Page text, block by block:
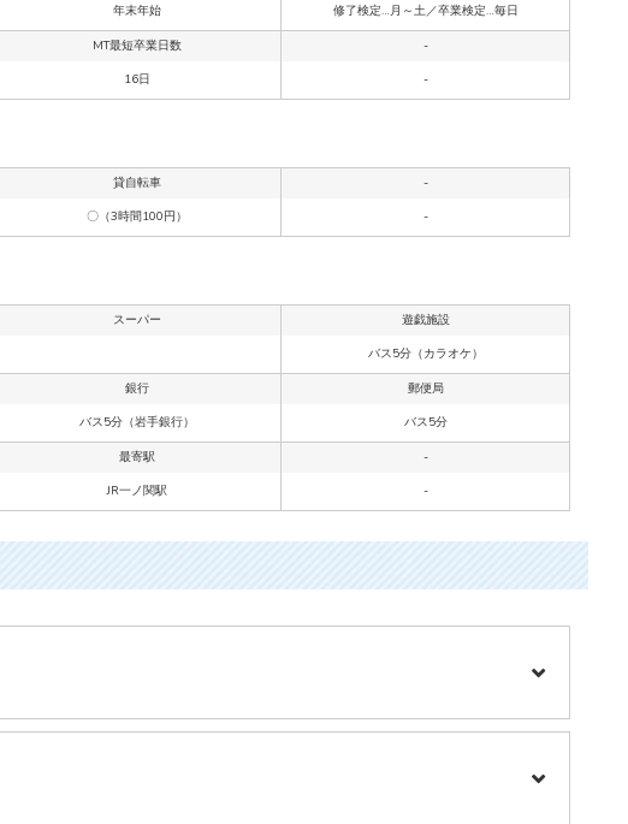
年末年始
修了検定…月～土／卒業検定…毎日
MT最短卒業日数
-
16日 -
貸自転車
-
〇（3時間100円） -
スーパー
遊戯施設
バス5分（カラオケ）
銀行
郵便局
バス5分（岩手銀行） バス5分
最寄駅
-
JR一ノ関駅 -